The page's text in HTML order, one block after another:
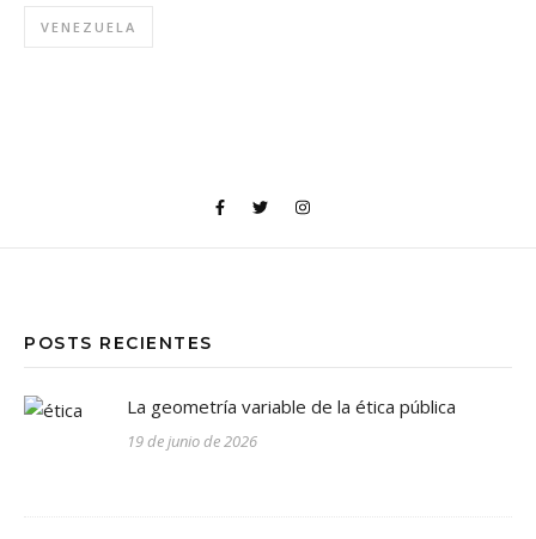
VENEZUELA
POSTS RECIENTES
La geometría variable de la ética pública
19 de junio de 2026